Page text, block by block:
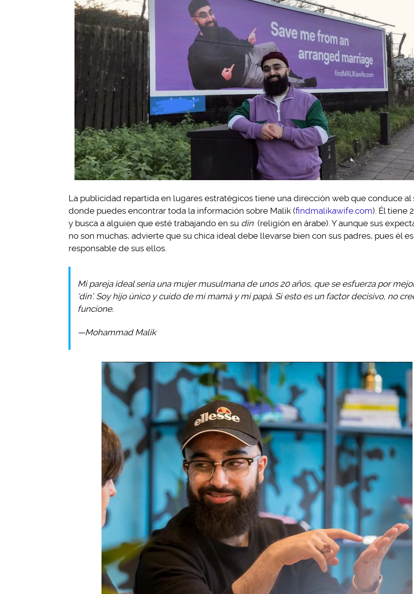
La publicidad repartida en lugares estratégicos tiene una dirección web que conduce al
donde puedes encontrar toda la información sobre Malik (findmalikawife.com). Él tiene
y busca a alguien que esté trabajando en su din (religión en árabe). Y aunque sus
no son muchas, advierte que su chica ideal debe llevarse bien con sus padres, pues él
responsable de sus ellos.
Mi pareja ideal sería una mujer musulmana de unos 20 años, que se esfuerza por
‘din’. Soy hijo único y cuido de mi mamá y mi papá. Si esto es un factor decisivo, no
funcione.
—Mohammad Malik